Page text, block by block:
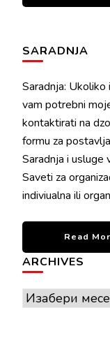
SARADNJA
Saradnja:
vam potrebni
kontaktirati na
formu za
Saradnja i usluge
Saveti za
indiviualna ili
Read
ARCHIVES
Archives